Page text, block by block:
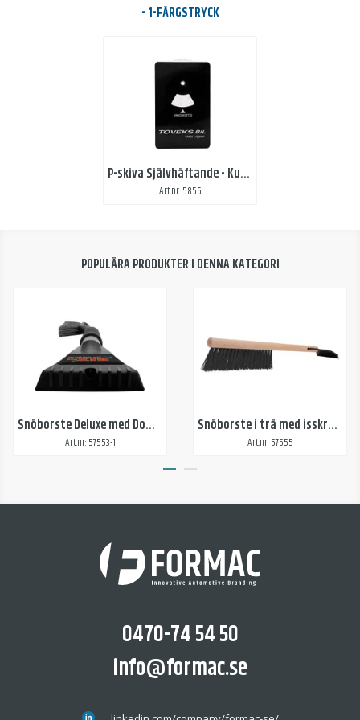
- 1-FÄRGSTRYCK
P-skiva Självhäftande - Kundanpassat tryck
Art.nr: 5856
POPULÄRA PRODUKTER I DENNA KATEGORI
Snöborste Deluxe med Domemärke
Art.nr: 57553-1
Snöborste i trä med isskrapa
Art.nr: 57555
0470-74 54 50
info@formac.se